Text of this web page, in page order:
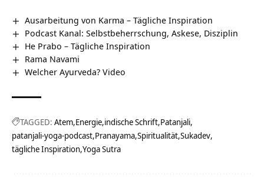
Ausarbeitung von Karma – Tägliche Inspiration
Podcast Kanal: Selbstbeherrschung, Askese, Disziplin
He Prabo – Tägliche Inspiration
Rama Navami
Welcher Ayurveda? Video
TAGGED: Atem Energie indische Schrift Patanjali
patanjali-yoga-podcast Pranayama Spiritualität Sukadev
tägliche Inspiration Yoga Sutra